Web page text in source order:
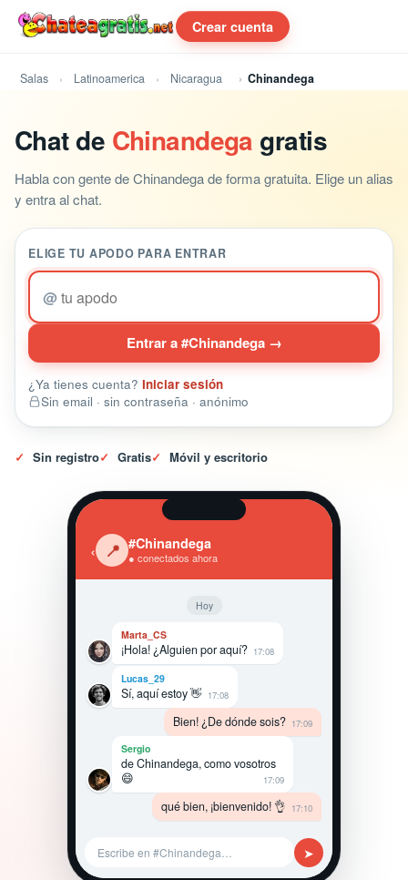
Crear cuenta
Salas Latinoamerica Nicaragua Chinandega
Chat de Chinandega gratis
Habla con gente de Chinandega de forma gratuita. Elige un alias
y entra al chat.
ELIGE TU APODO PARA ENTRAR
@
Entrar a #Chinandega →
¿Ya tienes cuenta? Iniciar sesión
Sin email · sin contraseña · anónimo
✓ Sin registro✓ Gratis✓ Móvil y escritorio
‹ 📍 #Chinandega
● conectados ahora
Hoy
Marta_CS
¡Hola! ¿Alguien por aquí? 17:08
Lucas_29
Sí, aquí estoy 👋 17:08
Bien! ¿De dónde sois? 17:09
Sergio
de Chinandega, como vosotros
😄
17:09
qué bien, ¡bienvenido! 👌 17:10
Escribe en #Chinandega… ➤